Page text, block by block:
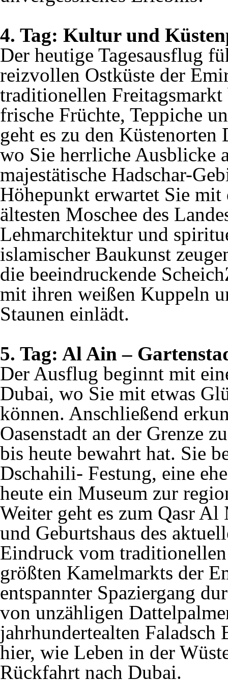
4. Tag: Kultur und
Der heutige Tagesausflug
reizvollen Ostküste der
traditionellen
frische Früchte, Teppiche
geht es zu den
wo Sie herrliche Ausblicke
majestätische Hadschar-
Höhepunkt erwartet Sie
ältesten Moschee des
Lehmarchitektur und
islamischer Baukunst
die beeindruckende
mit ihren weißen Kuppeln
Staunen einlädt.
5. Tag: Al Ain –
Der Ausflug beginnt mit
Dubai, wo Sie mit etwas
können. Anschließend
Oasenstadt an der Grenze
bis heute bewahrt hat. Sie
Dschahili- Festung, eine
heute ein Museum zur
Weiter geht es zum Qasr
und Geburtshaus des
Eindruck vom
größten Kamelmarkts der
entspannter Spaziergang
von unzähligen
jahrhundertealten Faladsch
hier, wie Leben in der
Rückfahrt nach Dubai.